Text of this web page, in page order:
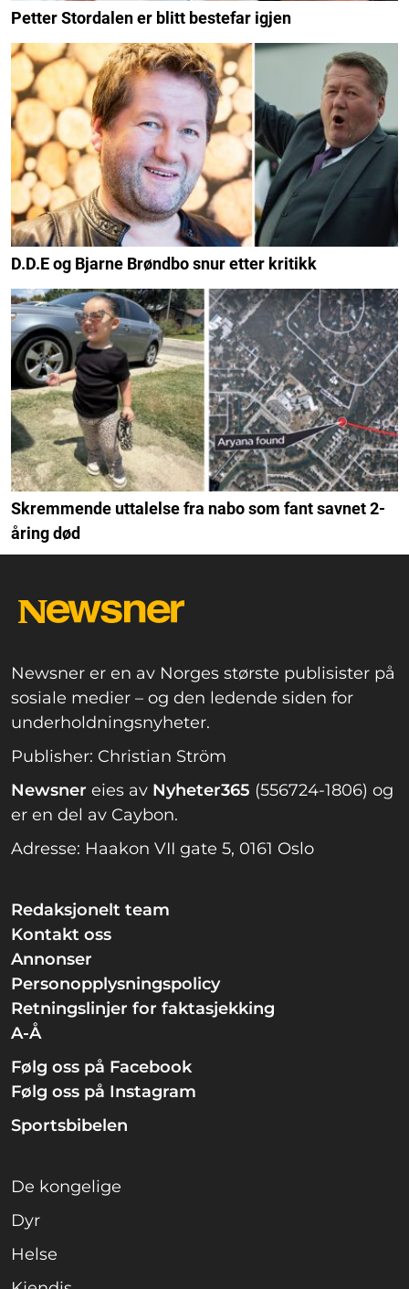
Petter Stordalen er blitt bestefar igjen
D.D.E og Bjarne Brøndbo snur etter kritikk
Skremmende uttalelse fra nabo som fant savnet 2-
åring død
Newsner er en av Norges største publisister på
sosiale medier – og den ledende siden for
underholdningsnyheter.
Publisher: Christian Ström
Newsner eies av Nyheter365 (556724-1806) og
er en del av Caybon.
Adresse: Haakon VII gate 5, 0161 Oslo
Redaksjonelt team
Kontakt oss
Annonser
Personopplysningspolicy
Retningslinjer for faktasjekking
A-Å
Følg oss på Facebook
Følg oss på Instagram
Sportsbibelen
De kongelige
Dyr
Helse